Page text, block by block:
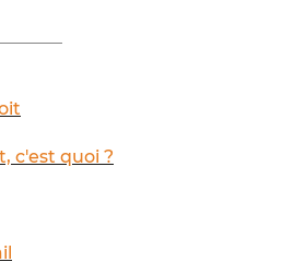
c'est quoi ?